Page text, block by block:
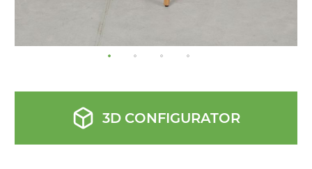
3D CONFIGURATOR